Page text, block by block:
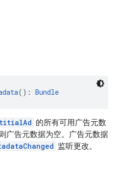
(): Bundle
的所有可用广告元数
广告元数据为空。广告元数据
监听更改。